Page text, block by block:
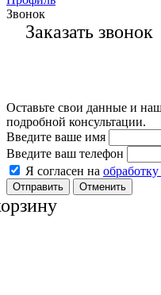
Звонок
Заказать звонок
Оставьте свои данные и
подробной консультации.
Введите ваше имя
Введите ваш телефон
Я согласен на
Отменить